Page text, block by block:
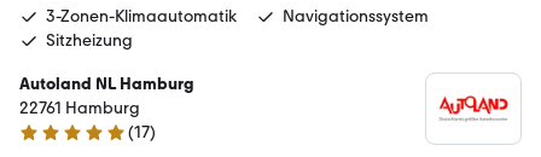
3-Zonen-Klimaautomatik
Navigationssystem
Sitzheizung
Autoland NL Hamburg
22761 Hamburg
4.9 Sterne
(17)